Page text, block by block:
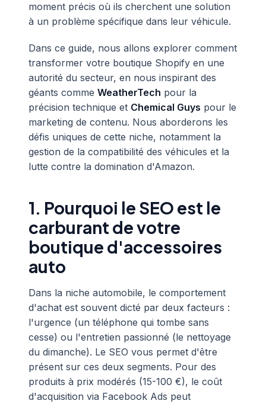
moment précis où ils cherchent une solution
à un problème spécifique dans leur véhicule.
Dans ce guide, nous allons explorer comment
transformer votre boutique Shopify en une
autorité du secteur, en nous inspirant des
géants comme WeatherTech pour la
précision technique et Chemical Guys pour le
marketing de contenu. Nous aborderons les
défis uniques de cette niche, notamment la
gestion de la compatibilité des véhicules et la
lutte contre la domination d'Amazon.
1. Pourquoi le SEO est le
carburant de votre
boutique d'accessoires
auto
Dans la niche automobile, le comportement
d'achat est souvent dicté par deux facteurs :
l'urgence (un téléphone qui tombe sans
cesse) ou l'entretien passionné (le nettoyage
du dimanche). Le SEO vous permet d'être
présent sur ces deux segments. Pour des
produits à prix modérés (15-100 €), le coût
d'acquisition via Facebook Ads peut